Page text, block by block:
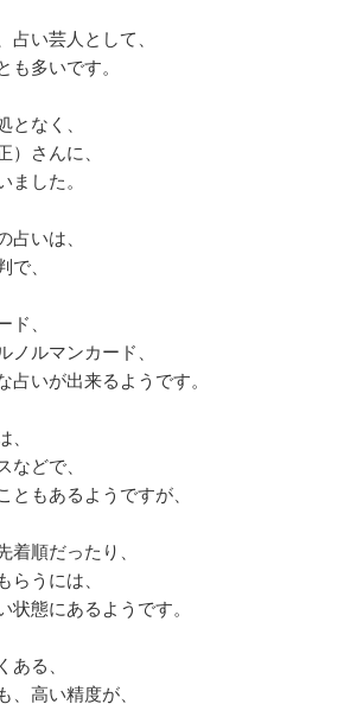
占い芸人として、
も多いです。
となく、
）さんに、
ました。
占いは、
、
、
ノルマンカード、
占いが出来るようです。
などで、
ともあるようですが、
着順だったり、
らうには、
状態にあるようです。
ある、
、高い精度が、